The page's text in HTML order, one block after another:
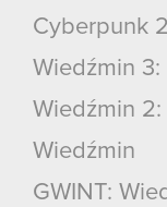
Cyberpunk
Wiedźmin 3:
Wiedźmin
Wiedźmin
GWINT: